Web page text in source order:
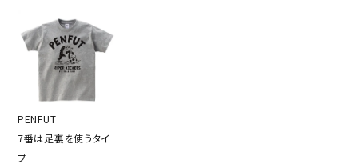
PENFUT
7番は足裏を使うタイ
プ